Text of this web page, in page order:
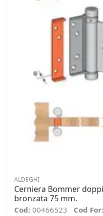
ALDEGHI
Cerniera Bommer
bronzata 75 mm.
Cod: 00466523 Cod For: